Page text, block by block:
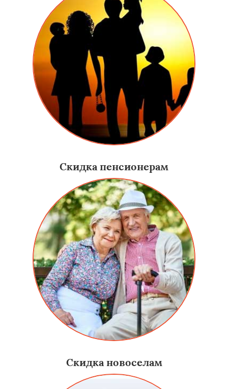
Скидка пенсионерам
Скидка новоселам